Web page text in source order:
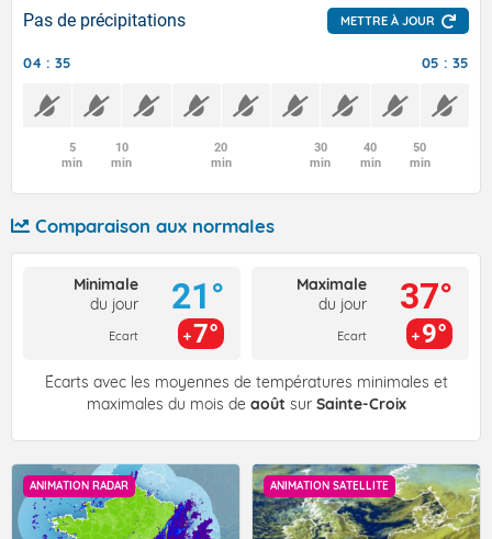
Pas de précipitations METTRE À JOUR
04 : 35 05 : 35
5
min
10
min
20
min
30
min
40
min
50
min
Comparaison aux normales
Minimale
du jour
Ecart
21°
7°
Maximale
du jour
Ecart
37°
9°
Écarts avec les moyennes de températures minimales et
maximales du mois de août sur Sainte-Croix
ANIMATION RADAR ANIMATION SATELLITE